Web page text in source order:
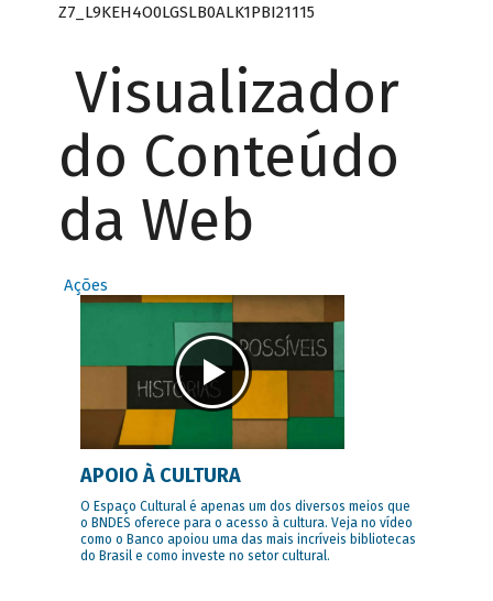
Z7_L9KEH4O0LGSLB0ALK1PBI21115
Visualizador
do Conteúdo
da Web
Ações
APOIO À CULTURA
O Espaço Cultural é apenas um dos diversos meios que
o BNDES oferece para o acesso à cultura. Veja no vídeo
como o Banco apoiou uma das mais incríveis bibliotecas
do Brasil e como investe no setor cultural.